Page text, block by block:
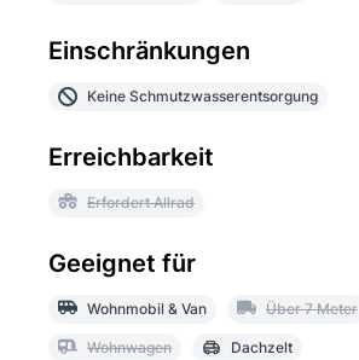
Einschränkungen
Keine Schmutzwasserentsorgung
Erreichbarkeit
Erfordert Allrad
Geeignet für
Wohnmobil & Van Über 7 Meter
Wohnwagen Dachzelt